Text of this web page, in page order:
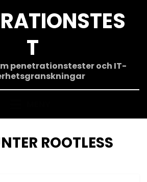
T
penetrationstester och IT-
ROOTLESS